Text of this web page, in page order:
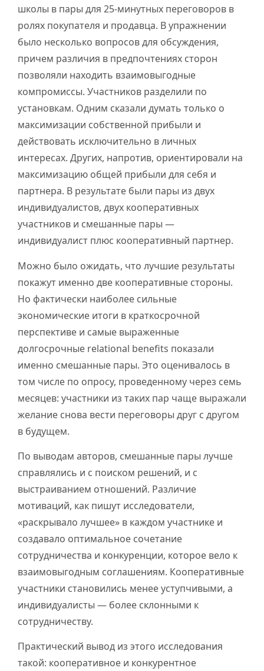
школы в пары для 25-минутных переговоров в
ролях покупателя и продавца. В упражнении
было несколько вопросов для обсуждения,
причем различия в предпочтениях сторон
позволяли находить взаимовыгодные
компромиссы. Участников разделили по
установкам. Одним сказали думать только о
максимизации собственной прибыли и
действовать исключительно в личных
интересах. Других, напротив, ориентировали на
максимизацию общей прибыли для себя и
партнера. В результате были пары из двух
индивидуалистов, двух кооперативных
участников и смешанные пары —
индивидуалист плюс кооперативный партнер.
Можно было ожидать, что лучшие результаты
покажут именно две кооперативные стороны.
Но фактически наиболее сильные
экономические итоги в краткосрочной
перспективе и самые выраженные
долгосрочные relational benefits показали
именно смешанные пары. Это оценивалось в
том числе по опросу, проведенному через семь
месяцев: участники из таких пар чаще выражали
желание снова вести переговоры друг с другом
в будущем.
По выводам авторов, смешанные пары лучше
справлялись и с поиском решений, и с
выстраиванием отношений. Различие
мотиваций, как пишут исследователи,
«раскрывало лучшее» в каждом участнике и
создавало оптимальное сочетание
сотрудничества и конкуренции, которое вело к
взаимовыгодным соглашениям. Кооперативные
участники становились менее уступчивыми, а
индивидуалисты — более склонными к
сотрудничеству.
Практический вывод из этого исследования
такой: кооперативное и конкурентное